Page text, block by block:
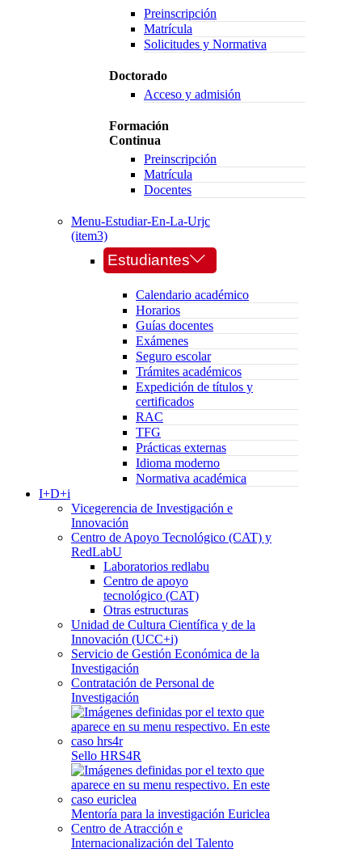
Preinscripción
Matrícula
Solicitudes y Normativa
Doctorado
Acceso y admisión
Formación
Continua
Preinscripción
Matrícula
Docentes
Menu-Estudiar-En-La-Urjc
(item3)
Estudiantes
Calendario académico
Horarios
Guías docentes
Exámenes
Seguro escolar
Trámites académicos
Expedición de títulos y
certificados
RAC
TFG
Prácticas externas
Idioma moderno
Normativa académica
I+D+i
Vicegerencia de Investigación e
Innovación
Centro de Apoyo Tecnológico (CAT) y
RedLabU
Laboratorios redlabu
Centro de apoyo
tecnológico (CAT)
Otras estructuras
Unidad de Cultura Científica y de la
Innovación (UCC+i)
Servicio de Gestión Económica de la
Investigación
Contratación de Personal de
Investigación
Sello HRS4R
Mentoría para la investigación Euriclea
Centro de Atracción e
Internacionalización del Talento